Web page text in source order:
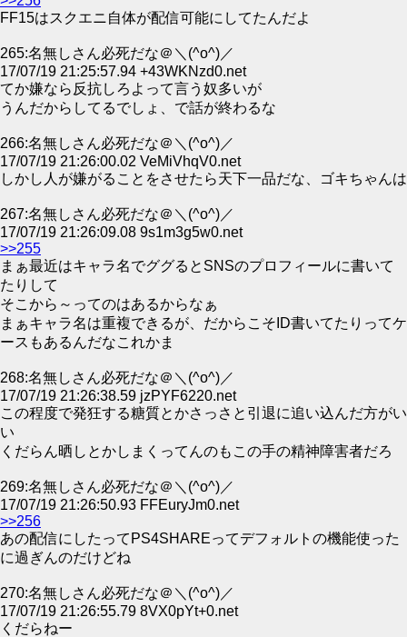
FF15はスクエニ自体が配信可能にしてたんだよ
265:名無しさん必死だな＠＼(^o^)／
17/07/19 21:25:57.94 +43WKNzd0.net
てか嫌なら反抗しろよって言う奴多いが
うんだからしてるでしょ、で話が終わるな
266:名無しさん必死だな＠＼(^o^)／
17/07/19 21:26:00.02 VeMiVhqV0.net
しかし人が嫌がることをさせたら天下一品だな、ゴキちゃんは
267:名無しさん必死だな＠＼(^o^)／
17/07/19 21:26:09.08 9s1m3g5w0.net
>>255
まぁ最近はキャラ名でググるとSNSのプロフィールに書いて
たりして
そこから～ってのはあるからなぁ
まぁキャラ名は重複できるが、だからこそID書いてたりってケ
ースもあるんだなこれかま
268:名無しさん必死だな＠＼(^o^)／
17/07/19 21:26:38.59 jzPYF6220.net
この程度で発狂する糖質とかさっさと引退に追い込んだ方がい
い
くだらん晒しとかしまくってんのもこの手の精神障害者だろ
269:名無しさん必死だな＠＼(^o^)／
17/07/19 21:26:50.93 FFEuryJm0.net
>>256
あの配信にしたってPS4SHAREってデフォルトの機能使った
に過ぎんのだけどね
270:名無しさん必死だな＠＼(^o^)／
17/07/19 21:26:55.79 8VX0pYt+0.net
くだらねー